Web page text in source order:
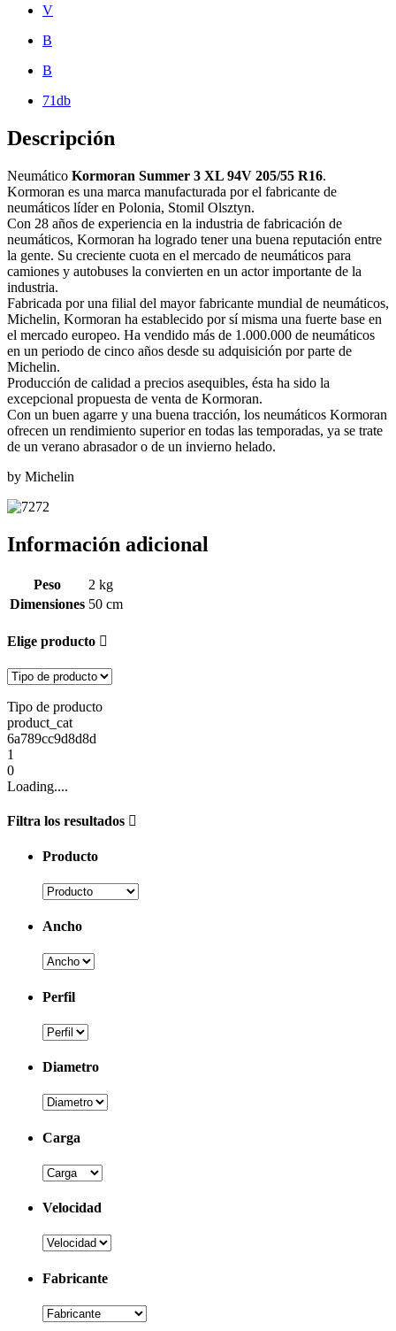
V
B
B
71db
Descripción
Neumático Kormoran Summer 3 XL 94V 205/55 R16.
Kormoran es una marca manufacturada por el fabricante de
neumáticos líder en Polonia, Stomil Olsztyn.
Con 28 años de experiencia en la industria de fabricación de
neumáticos, Kormoran ha logrado tener una buena reputación entre
la gente. Su creciente cuota en el mercado de neumáticos para
camiones y autobuses la convierten en un actor importante de la
industria.
Fabricada por una filial del mayor fabricante mundial de neumáticos,
Michelin, Kormoran ha establecido por sí misma una fuerte base en
el mercado europeo. Ha vendido más de 1.000.000 de neumáticos
en un periodo de cinco años desde su adquisición por parte de
Michelin.
Producción de calidad a precios asequibles, ésta ha sido la
excepcional propuesta de venta de Kormoran.
Con un buen agarre y una buena tracción, los neumáticos Kormoran
ofrecen un rendimiento superior en todas las temporadas, ya se trate
de un verano abrasador o de un invierno helado.
by Michelin
Información adicional
Peso
2 kg
Dimensiones 50 cm
Elige producto
Tipo de producto
product_cat
6a789cc9d8d8d
1
0
Loading....
Filtra los resultados
Producto
Ancho
Perfil
Diametro
Carga
Velocidad
Fabricante